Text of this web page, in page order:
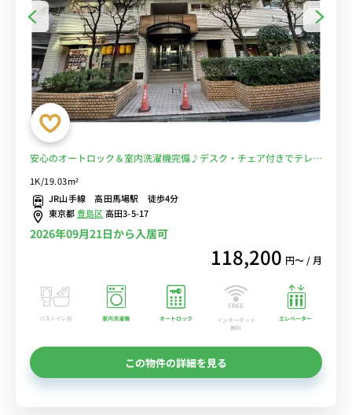
安心のオートロック＆室内洗濯機完備♪デスク・チェア付きでテレワ
ら徒歩4分/東京・秋葉原まで乗換なしでアクセス/学習院大学・早稲
田大学が徒歩圏内■選べるWi-Fi格安レンタル中！
1K/19.03m²
JR山手線 高田馬場駅 徒歩4分
東京都豊島区高田3-5-17
2026年09月21日から入居可
118,200 円〜 / 月
バストイレ別 室内洗濯機 オートロック
インターネット
無料
エレベーター
この物件の詳細を見る